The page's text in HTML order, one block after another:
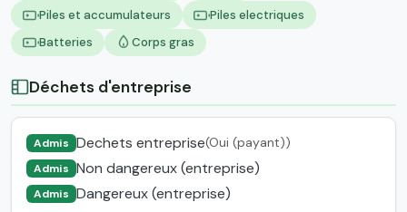
Piles et accumulateurs
Piles electriques
Batteries
Corps gras
Déchets d'entreprise
Admis Dechets entreprise(Oui (payant))
Admis Non dangereux (entreprise)
Admis Dangereux (entreprise)